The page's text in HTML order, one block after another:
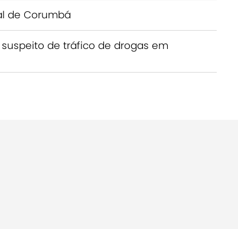
de Corumbá
de tráfico de drogas em